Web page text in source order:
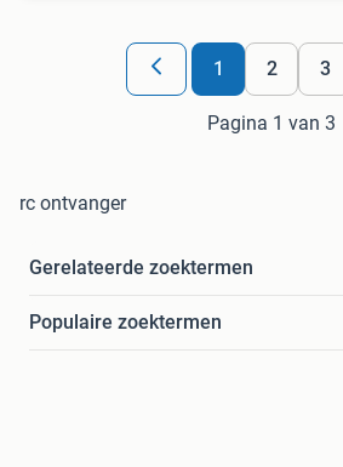
1 2 3
Pagina 1 van 3
rc ontvanger
Gerelateerde zoektermen
Populaire zoektermen